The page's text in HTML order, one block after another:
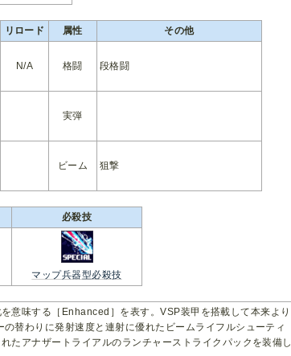
リロード 属性 その他
N/A 格闘 段格闘
実弾
ビーム 狙撃
必殺技
マップ兵器型必殺技
意味する［Enhanced］を表す。VSP装甲を搭載して本来より
替わりに発射速度と連射に優れたビームライフルシューティ
たアナザートライアルのランチャーストライクパックを装備し